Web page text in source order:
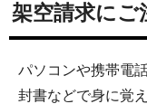
架空請求にご
パソコンや携帯電
封書などで身に覚